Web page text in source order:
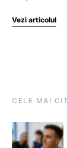
Vezi articolul
CELE MAI